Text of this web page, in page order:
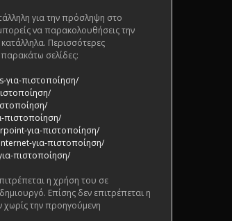
για την πρόσληψη στο
να παρακολουθήσεις την
Περισσότερες
σελίδες:
για-πιστοποίηση/
πιστοποίηση/
για-πιστοποίηση/
για-πιστοποίηση/
πιστοποίηση/
η χρήση του σε
Επίσης δεν επιτρέπεται η
την προηγούμενη